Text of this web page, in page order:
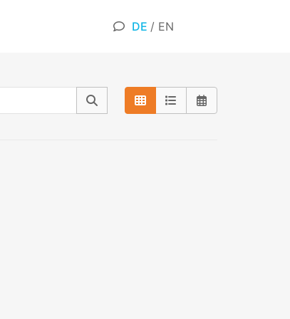
DE / EN